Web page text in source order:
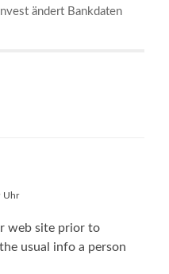
ändert Bankdaten
Uhr
web site prior to
usual info a person